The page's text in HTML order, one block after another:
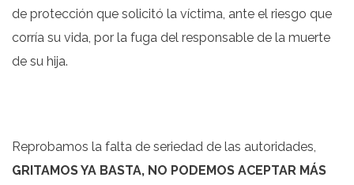
de protección que solicitó la víctima, ante el riesgo que
corría su vida, por la fuga del responsable de la muerte
de su hija.
Reprobamos la falta de seriedad de las autoridades,
GRITAMOS YA BASTA, NO PODEMOS ACEPTAR MÁS